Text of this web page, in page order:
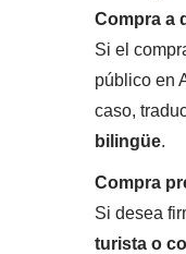
Compra a
Si el
público en
caso,
bilingüe.
Compra
Si desea
turista o